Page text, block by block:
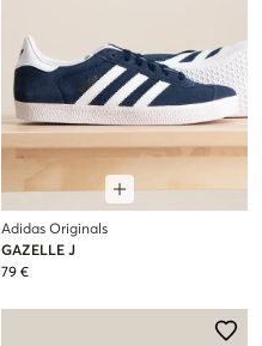
Adidas Originals
GAZELLE J
79 €